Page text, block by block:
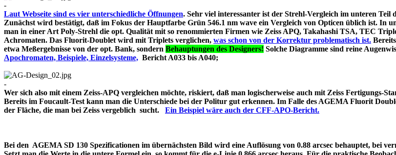
-
Laut Webseite sind es vier unterschiedliche Öffnungen. Sehr viel interessanter ist der Strehl-Vergleich im unteren Teil
Zunächst wird bestätigt, daß im Fokus der Hauptfarbe Grün 546.1 nm wave ein Vergleich von Opticen üblich ist. In
man in einer Art Poly-Strehl die opt. Qualität mit so renommierten Firmen wie Zeiss APQ, Takahashi TSA, TEC
Achromaten. Das Fluorit-Doublet wird mit Triplets verglichen, was schon von der Korrektur problematisch ist.
etwa Meßergebnisse von der opt. Bank, sondern Behauptungen des Designers! Solche Diagramme sind reine
Apochromaten, Beispiele, Einzelsysteme, Bericht A033 bis A040;
-
Wer sich also mit einem Zeiss-APQ vergleichen möchte, riskiert, daß man logischerweise auch mit Zeiss Fertigungs-
Bereits im Foucault-Test kann man die Unterschiede bei der Politur gut erkennen. Im Falle des AGEMA Fluorit
der Fläche, die man bei Zeiss vergeblich sucht. Ein Beispiel wäre auch der CFF-APO-Bericht.
Bei den AGEMA SD 130 Spezificationen im übernächsten Bild wird eine Auflösung von 0.88 arcsec behauptet, bei